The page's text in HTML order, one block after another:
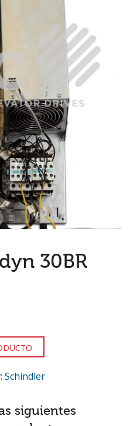
30BR
Schindler
siguientes